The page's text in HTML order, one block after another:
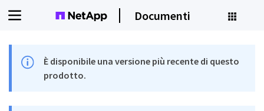
Documenti
È disponibile una versione più recente di questo
prodotto.